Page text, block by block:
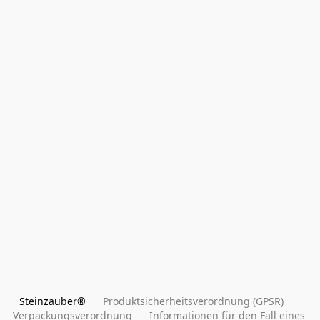
Steinzauber® Produktsicherheitsverordnung (GPSR)
Verpackungsverordnung
Informationen für den Fall eines